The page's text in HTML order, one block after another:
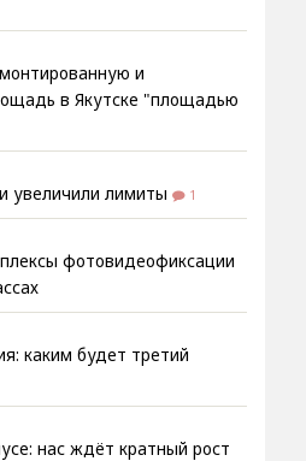
и
в Якутске "площадью
увеличили лимиты 1
фотовидеофиксации
каким будет третий
нас ждёт кратный рост